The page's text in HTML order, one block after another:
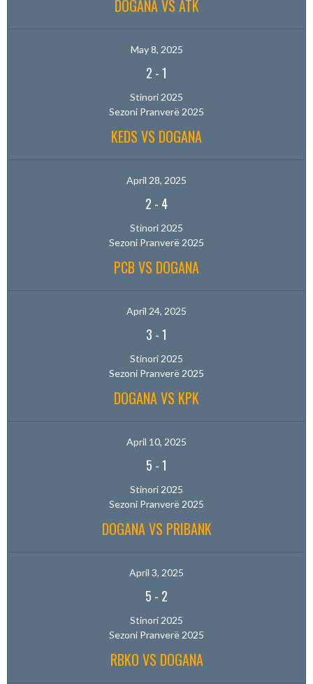
DOGANA VS ATK
May 8, 2025
2 -1
Stinori 2025
Sezoni Pranverë 2025
KEDS VS DOGANA
April 28, 2025
2 - 4
Stinori 2025
Sezoni Pranverë 2025
PCB VS DOGANA
April 24, 2025
3 -1
Stinori 2025
Sezoni Pranverë 2025
DOGANA VS KPK
April 10, 2025
5 -1
Stinori 2025
Sezoni Pranverë 2025
DOGANA VS PRIBANK
April 3, 2025
5 - 2
Stinori 2025
Sezoni Pranverë 2025
RBKO VS DOGANA